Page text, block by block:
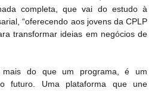
completa, que vai do estudo à
“oferecendo aos jovens da CPLP
transformar ideias em negócios de
mais do que um programa, é um
futuro. Uma plataforma que une